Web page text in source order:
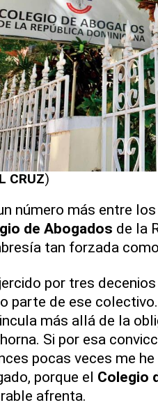
CRUZ)
número más entre
de Abogados de la
tan forzada
por tres
parte de ese
más allá de la
Si por esa
pocas veces me
porque el Colegio
afrenta.